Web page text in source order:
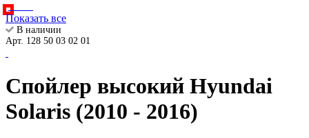
Показать все
В наличии
Арт. 128 50 03 02 01
Спойлер высокий Hyundai
Solaris (2010 - 2016)